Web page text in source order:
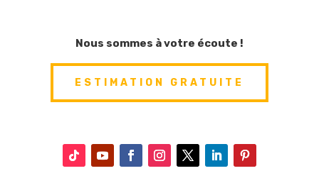
Nous sommes à votre écoute !
ESTIMATION GRATUITE